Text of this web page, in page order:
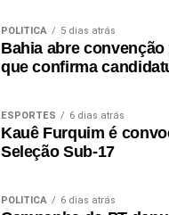
POLÍTICA 5 dias atrás
Bahia abre
que confirma
ESPORTES 6 dias atrás
Kauê Furquim é
Seleção Sub-17
POLÍTICA 6 dias atrás